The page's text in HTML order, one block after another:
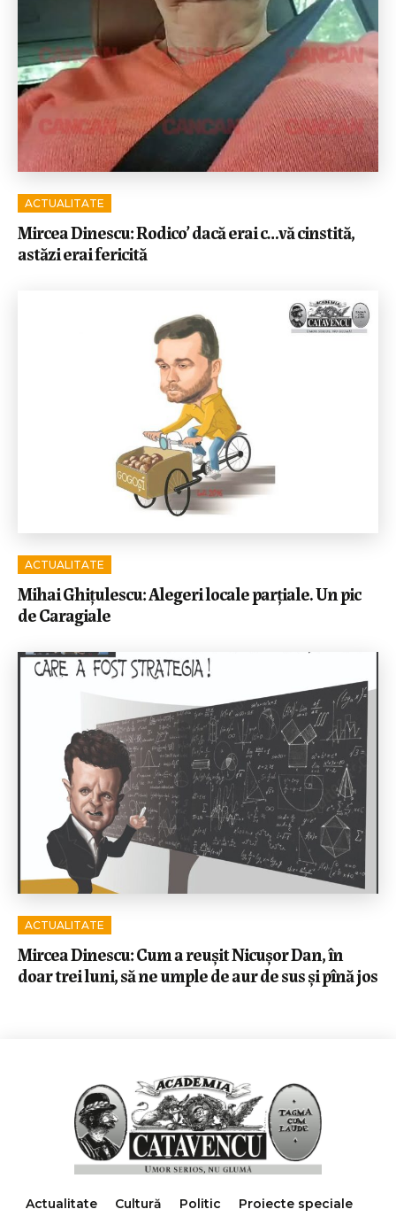
ACTUALITATE
Mircea Dinescu: Rodico’ dacă erai c…vă cinstită,
astăzi erai fericită
ACTUALITATE
Mihai Ghițulescu: Alegeri locale parțiale. Un pic
de Caragiale
ACTUALITATE
Mircea Dinescu: Cum a reușit Nicușor Dan, în
doar trei luni, să ne umple de aur de sus și pînă jos
Actualitate Cultură Politic
Proiecte speciale